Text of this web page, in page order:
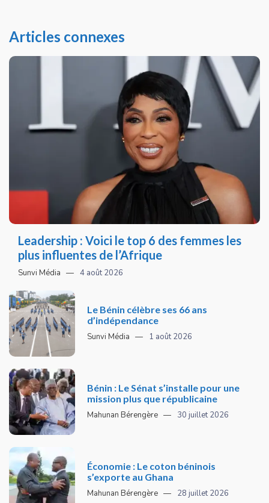
Articles connexes
Leadership : Voici le top 6 des femmes les
plus influentes de l’Afrique
Sunvi Média 4 août 2026
Le Bénin célèbre ses 66 ans
d’indépendance
Sunvi Média 1 août 2026
Bénin : Le Sénat s’installe pour une
mission plus que républicaine
Mahunan Bérengère 30 juillet 2026
Économie : Le coton béninois
s’exporte au Ghana
Mahunan Bérengère 28 juillet 2026